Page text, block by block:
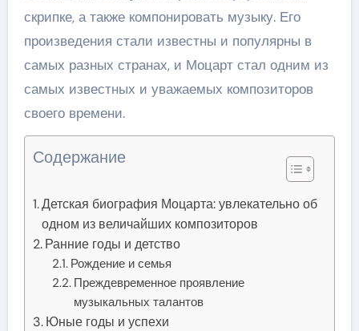
скрипке, а также компонировать музыку. Его
произведения стали известны и популярны в
самых разных странах, и Моцарт стал одним из
самых известных и уважаемых композиторов
своего времени.
Содержание
Детская биография Моцарта: увлекательно об
одном из величайших композиторов
Ранние годы и детство
Рождение и семья
Преждевременное проявление
музыкальных талантов
Юные годы и успехи